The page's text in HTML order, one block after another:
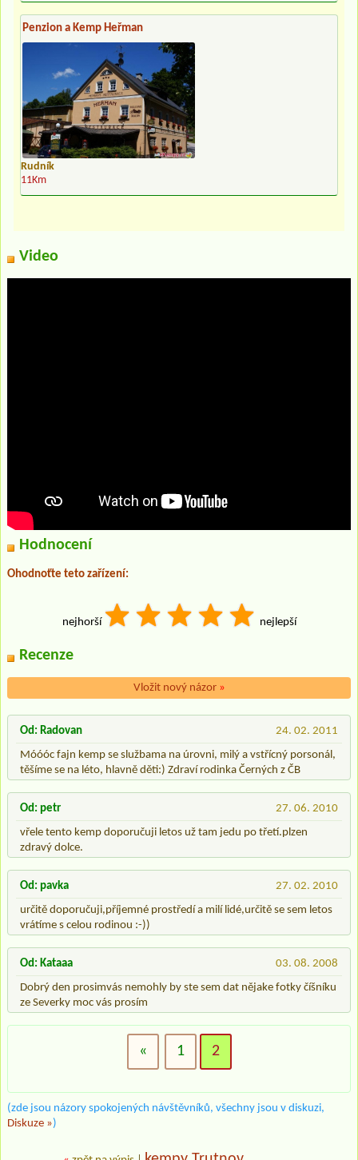
Penzion a Kemp Heřman
Rudník
11Km
Video
Hodnocení
Ohodnoťte teto zařízení:
nejhorší nejlepší
Recenze
Vložit nový názor »
24. 02. 2011
Od: Radovan
Móóóc fajn kemp se službama na úrovni, milý a vstřícný porsonál,
těšíme se na léto, hlavně děti:) Zdraví rodinka Černých z ČB
27. 06. 2010
Od: petr
vřele tento kemp doporučuji letos už tam jedu po třetí.plzen
zdravý dolce.
27. 02. 2010
Od: pavka
určitě doporučuji,příjemné prostředí a milí lidé,určitě se sem letos
vrátíme s celou rodinou :-))
03. 08. 2008
Od: Kataaa
Dobrý den prosimvás nemohly by ste sem dat nějake fotky číšníku
ze Severky moc vás prosím
« 1 2
(zde jsou názory spokojených návštěvníků, všechny jsou v diskuzi,
Diskuze »)